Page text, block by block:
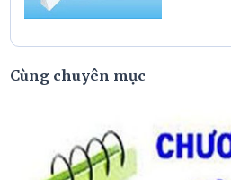
Cùng chuyên mục